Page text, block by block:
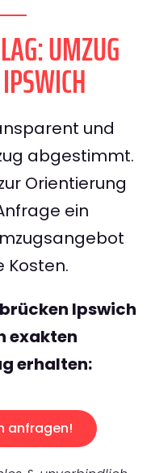
UMZUG
und
abgestimmt.
Orientierung
ein
Kosten.
Ipswich
exakten
erhalten:
anfragen!